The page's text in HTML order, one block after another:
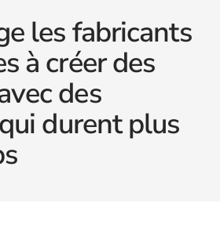
les fabricants
à créer des
des
durent plus